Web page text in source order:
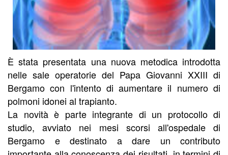
È stata presentata una nuova metodica introdotta
nelle sale operatorie del Papa Giovanni XXIII di
Bergamo con l'intento di aumentare il numero di
polmoni idonei al trapianto.
La novità è parte integrante di un protocollo di
studio, avviato nei mesi scorsi all'ospedale di
Bergamo e destinato a dare un contributo